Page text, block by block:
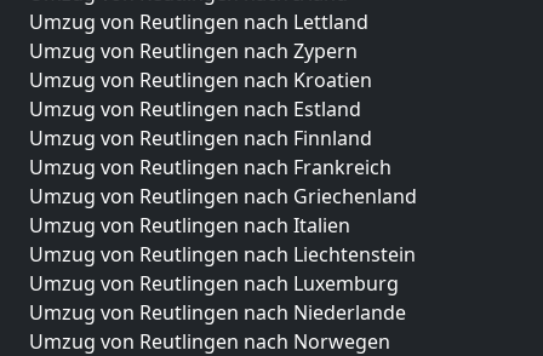
Umzug von Reutlingen nach Lettland
Umzug von Reutlingen nach Zypern
Umzug von Reutlingen nach Kroatien
Umzug von Reutlingen nach Estland
Umzug von Reutlingen nach Finnland
Umzug von Reutlingen nach Frankreich
Umzug von Reutlingen nach Griechenland
Umzug von Reutlingen nach Italien
Umzug von Reutlingen nach Liechtenstein
Umzug von Reutlingen nach Luxemburg
Umzug von Reutlingen nach Niederlande
Umzug von Reutlingen nach Norwegen